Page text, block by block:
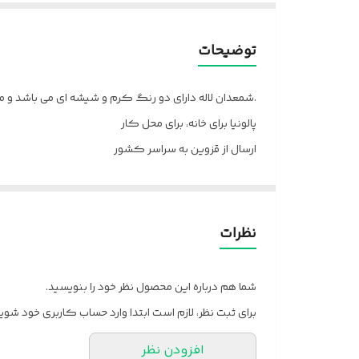
توضیحات
شمعدان لاله دارای دو رنگ کرم و شیشه ای می باشد و مناسب قرار دادن روی انواع کنسول های چوبی و میزهای نهار خوری می باشد.
پالونیا برای خانه، برای محل کار
ارسال از قزوین به سراسر کشور
نظرات
شما هم درباره این محصول نظر خود را بنویسید.
برای ثبت نظر، لازم است ابتدا وارد حساب کاربری خود
افزودن نظر